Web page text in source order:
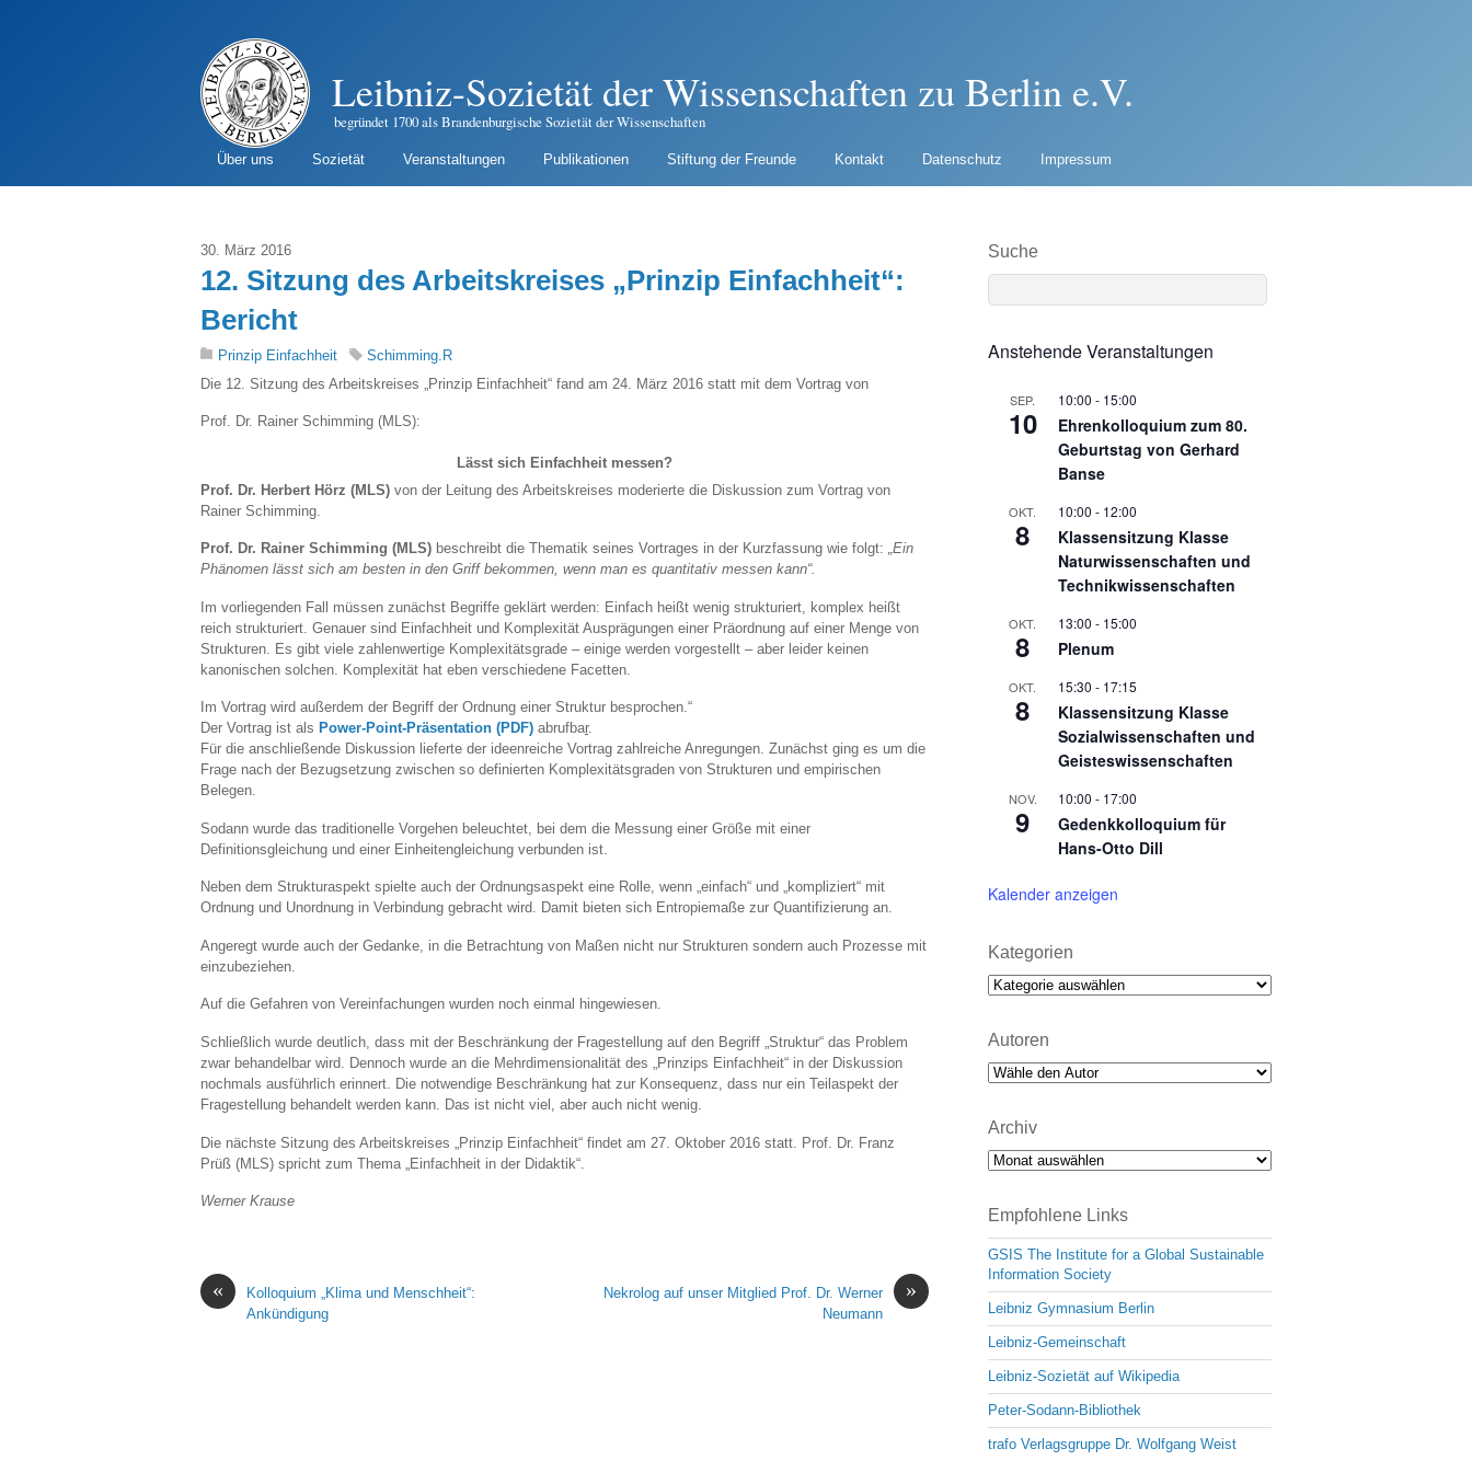
Leibniz-Sozietät der Wissenschaften zu Berlin e.V.
begründet 1700 als Brandenburgische Sozietät der Wissenschaften
Über uns Sozietät Veranstaltungen Publikationen Stiftung der Freunde Kontakt Datenschutz Impressum
30. März 2016
12. Sitzung des Arbeitskreises „Prinzip Einfachheit“:
Bericht
Prinzip Einfachheit
Schimming.R
Die 12. Sitzung des Arbeitskreises „Prinzip Einfachheit“ fand am 24. März 2016 statt mit dem Vortrag von
Prof. Dr. Rainer Schimming (MLS):
Lässt sich Einfachheit messen?
Prof. Dr. Herbert Hörz (MLS) von der Leitung des Arbeitskreises moderierte die Diskussion zum Vortrag von
Rainer Schimming.
Prof. Dr. Rainer Schimming (MLS) beschreibt die Thematik seines Vortrages in der Kurzfassung wie folgt: „Ein
Phänomen lässt sich am besten in den Griff bekommen, wenn man es quantitativ messen kann“.
Im vorliegenden Fall müssen zunächst Begriffe geklärt werden: Einfach heißt wenig strukturiert, komplex heißt
reich strukturiert. Genauer sind Einfachheit und Komplexität Ausprägungen einer Präordnung auf einer Menge von
Strukturen. Es gibt viele zahlenwertige Komplexitätsgrade – einige werden vorgestellt – aber leider keinen
kanonischen solchen. Komplexität hat eben verschiedene Facetten.
Im Vortrag wird außerdem der Begriff der Ordnung einer Struktur besprochen.“
Der Vortrag ist als Power-Point-Präsentation (PDF) abrufbar.
Für die anschließende Diskussion lieferte der ideenreiche Vortrag zahlreiche Anregungen. Zunächst ging es um die
Frage nach der Bezugsetzung zwischen so definierten Komplexitätsgraden von Strukturen und empirischen
Belegen.
Sodann wurde das traditionelle Vorgehen beleuchtet, bei dem die Messung einer Größe mit einer
Definitionsgleichung und einer Einheitengleichung verbunden ist.
Neben dem Strukturaspekt spielte auch der Ordnungsaspekt eine Rolle, wenn „einfach“ und „kompliziert“ mit
Ordnung und Unordnung in Verbindung gebracht wird. Damit bieten sich Entropiemaße zur Quantifizierung an.
Angeregt wurde auch der Gedanke, in die Betrachtung von Maßen nicht nur Strukturen sondern auch Prozesse mit
einzubeziehen.
Auf die Gefahren von Vereinfachungen wurden noch einmal hingewiesen.
Schließlich wurde deutlich, dass mit der Beschränkung der Fragestellung auf den Begriff „Struktur“ das Problem
zwar behandelbar wird. Dennoch wurde an die Mehrdimensionalität des „Prinzips Einfachheit“ in der Diskussion
nochmals ausführlich erinnert. Die notwendige Beschränkung hat zur Konsequenz, dass nur ein Teilaspekt der
Fragestellung behandelt werden kann. Das ist nicht viel, aber auch nicht wenig.
Die nächste Sitzung des Arbeitskreises „Prinzip Einfachheit“ findet am 27. Oktober 2016 statt. Prof. Dr. Franz
Prüß (MLS) spricht zum Thema „Einfachheit in der Didaktik“.
Werner Krause
«
Kolloquium „Klima und Menschheit“:
Ankündigung
»
Nekrolog auf unser Mitglied Prof. Dr. Werner
Neumann
Suche
Anstehende Veranstaltungen
SEP.
10
10:00 - 15:00
Ehrenkolloquium zum 80.
Geburtstag von Gerhard
Banse
OKT.
8
10:00 - 12:00
Klassensitzung Klasse
Naturwissenschaften und
Technikwissenschaften
OKT.
8
13:00 - 15:00
Plenum
OKT.
8
15:30 - 17:15
Klassensitzung Klasse
Sozialwissenschaften und
Geisteswissenschaften
NOV.
9
10:00 - 17:00
Gedenkkolloquium für
Hans-Otto Dill
Kalender anzeigen
Kategorien
Kategorien
Autoren
Archiv
Archiv
Empfohlene Links
GSIS The Institute for a Global Sustainable
Information Society
Leibniz Gymnasium Berlin
Leibniz-Gemeinschaft
Leibniz-Sozietät auf Wikipedia
Peter-Sodann-Bibliothek
trafo Verlagsgruppe Dr. Wolfgang Weist